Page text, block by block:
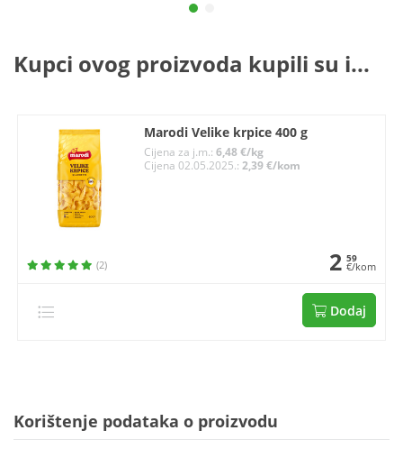
Kupci ovog proizvoda kupili su i...
Marodi Velike krpice 400 g
Cijena za j.m.:6,48 €/kg
Cijena 02.05.2025.:2,39 €/kom
(2) 2 59
€/kom
Dodaj
Korištenje podataka o proizvodu